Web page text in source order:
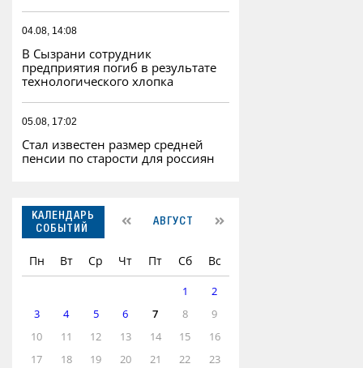
04.08, 14:08
В Сызрани сотрудник
предприятия погиб в результате
технологического хлопка
05.08, 17:02
Стал известен размер средней
пенсии по старости для россиян
КАЛЕНДАРЬ
СОБЫТИЙ
АВГУСТ
Пн Вт Ср Чт Пт Сб Вс
1
2
3
4 5 6 7 8
9
10
11 12 13 14 15
16
17
18 19 20 21 22 23